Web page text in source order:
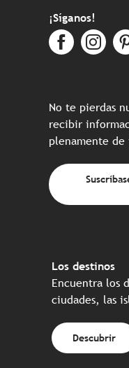
¡Síganos!
No te pierdas
recibir
plenamente
Los destinos
Encuentra los
ciudades, las
Descubrir